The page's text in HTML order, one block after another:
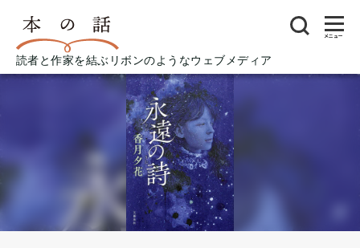
読者と作家を結ぶリボンのようなウェブメディア
メニュー